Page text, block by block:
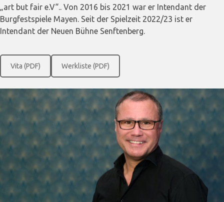
„art but fair e.V“.. Von 2016 bis 2021 war er Intendant der
Burgfestspiele Mayen. Seit der Spielzeit 2022/23 ist er
Intendant der Neuen Bühne Senftenberg.
Vita (PDF) Werkliste (PDF)